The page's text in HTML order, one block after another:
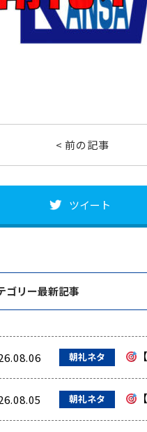
< 前の記事
ツイート
ゴリー最新記事
朝礼ネタ
朝礼ネタ